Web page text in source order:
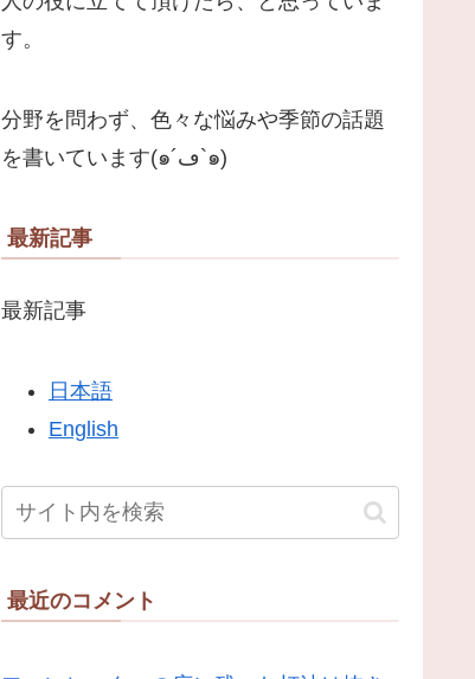
す。
分野を問わず、色々な悩みや季節の話題
を書いています(๑´ڡ`๑)
最新記事
最新記事
日本語
English
最近のコメント